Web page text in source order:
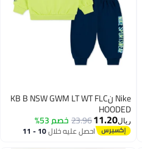
Nike نKB B NSW GWM LT WT FLC
HOODED
ريال11.20
23.96خصم 53%
احصل عليه خلال 10 - 11